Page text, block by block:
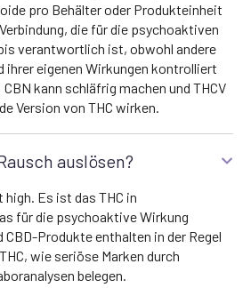
pro Behälter oder Produkteinheit
die für die psychoaktiven
verantwortlich ist, obwohl andere
ihrer eigenen Wirkungen kontrolliert
kann schläfrig machen und THCV
Version von THC wirken.
auslösen?
Es ist das THC in
für die psychoaktive Wirkung
Produkte enthalten in der Regel
wie seriöse Marken durch
belegen.